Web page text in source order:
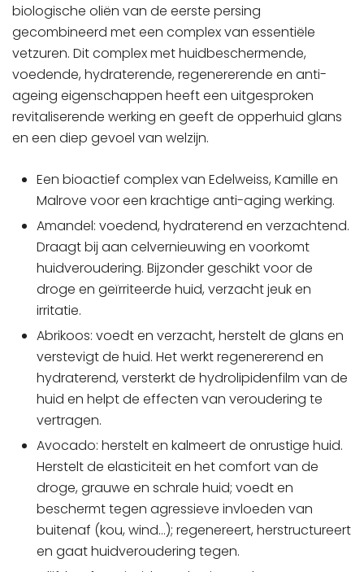
biologische oliën van de eerste persing
gecombineerd met een complex van essentiële
vetzuren. Dit complex met huidbeschermende,
voedende, hydraterende, regenererende en anti-
ageing eigenschappen heeft een uitgesproken
revitaliserende werking en geeft de opperhuid glans
en een diep gevoel van welzijn.
Een bioactief complex van Edelweiss, Kamille en
Malrove voor een krachtige anti-aging werking.
Amandel: voedend, hydraterend en verzachtend.
Draagt bij aan celvernieuwing en voorkomt
huidveroudering. Bijzonder geschikt voor de
droge en geïrriteerde huid, verzacht jeuk en
irritatie.
Abrikoos: voedt en verzacht, herstelt de glans en
verstevigt de huid. Het werkt regenererend en
hydraterend, versterkt de hydrolipidenfilm van de
huid en helpt de effecten van veroudering te
vertragen.
Avocado: herstelt en kalmeert de onrustige huid.
Herstelt de elasticiteit en het comfort van de
droge, grauwe en schrale huid; voedt en
beschermt tegen agressieve invloeden van
buitenaf (kou, wind…); regenereert, herstructureert
en gaat huidveroudering tegen.